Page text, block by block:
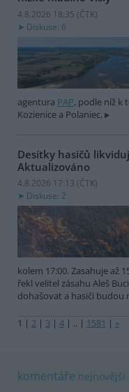
4.8.2026 18:35 (ČTK)
Diskuse: 6
agentura PAP, podle níž k
Kozienice a Polaniec.
Desítky hasičů
Aktualizováno
4.8.2026 17:13 (ČTK)
Diskuse: 2
kolem 17:00. Zasahuje až
řekl velitel zásahu Aleš
dohašovat a hasiči budou
1 | 2 | 3 | 4 | .. | 1581 | »
komentáře nejnovější